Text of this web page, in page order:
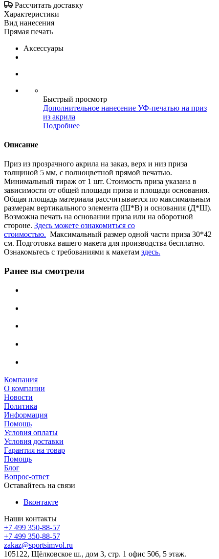
Рассчитать доставку
Характеристики
Вид нанесения
Прямая печать
Аксессуары
Быстрый просмотр
Дополнительное нанесение УФ-печатью на приз
из акрила
Подробнее
Описание
Приз из прозрачного акрила на заказ, верх и низ приза
толщиной 5 мм, с полноцветной прямой печатью.
Минимальный тираж от 1 шт. Стоимость приза указана в
зависимости от общей площади приза и площади основания.
Общая площадь материала рассчитывается по максимальным
размерам вертикального элемента (Ш*В) и основания (Д*Ш).
Возможна печать на основании приза или на оборотной
стороне. Здесь можете ознакомиться со
стоимостью. Максимальный размер одной части приза 30*42
см. Подготовка вашего макета для производства бесплатно.
Ознакомьтесь с требованиями к макетам здесь.
Ранее вы смотрели
Компания
О компании
Новости
Политика
Информация
Помощь
Условия оплаты
Условия доставки
Гарантия на товар
Помощь
Блог
Вопрос-ответ
Оставайтесь на связи
Вконтакте
Наши контакты
+7 499 350-88-57
+7 499 350-88-57
zakaz@sportsimvol.ru
105122, Щёлковское ш., дом 3, стр. 1 офис 506, 5 этаж.